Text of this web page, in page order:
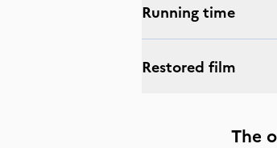
Running time
Restored film
The